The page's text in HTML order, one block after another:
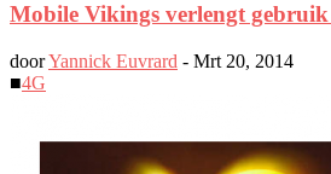
Mobile Vikings verlengt
doorYannick Euvrard - Mrt 20, 2014
■4G